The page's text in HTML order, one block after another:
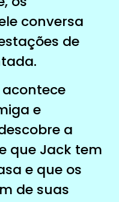
conversa
de
e
a
que Jack tem
e que os
de suas